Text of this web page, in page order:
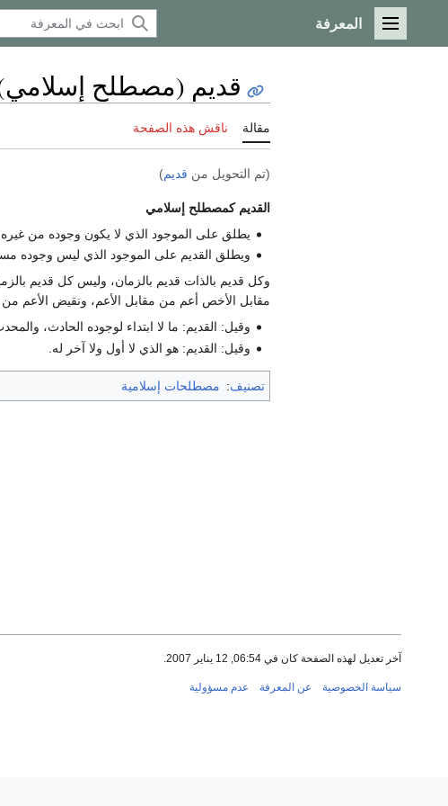
القائمة الرئيسية
المعرفة
قديم (مصطلح
مقالة ناقش هذه الصفحة
(تم التحويل من قديم)
القديم كمصطلح إسلامي
يطلق على الموجود الذي لا يكون وجوده من غيره،
ويطلق القديم على الموجود الذي ليس وجوده
وكل قديم بالذات قديم بالزمان، وليس كل قديم
مقابل الأخص أعم من مقابل الأعم، ونقيض
وقيل: القديم: ما لا ابتداء لوجوده الحادث،
وقيل: القديم: هو الذي لا أول ولا آخر له.
تصنيف: مصطلحات إسلامية
آخر تعديل لهذه الصفحة كان في 06:54, 12 يناير 2007.
سياسة الخصوصية عن المعرفة عدم مسؤولية